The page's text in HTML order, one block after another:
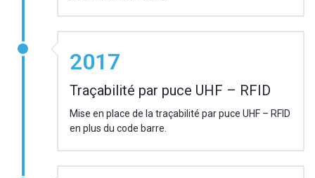
2017
Traçabilité par puce UHF – RFID
Mise en place de la traçabilité par puce UHF – RFID
en plus du code barre.